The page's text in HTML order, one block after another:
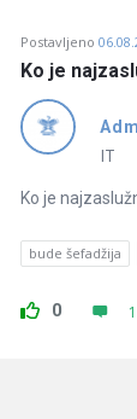
Učene
Latest
Pitanja
Postavljeno
Ko je
IT
Ko je
bude šefadžija
0